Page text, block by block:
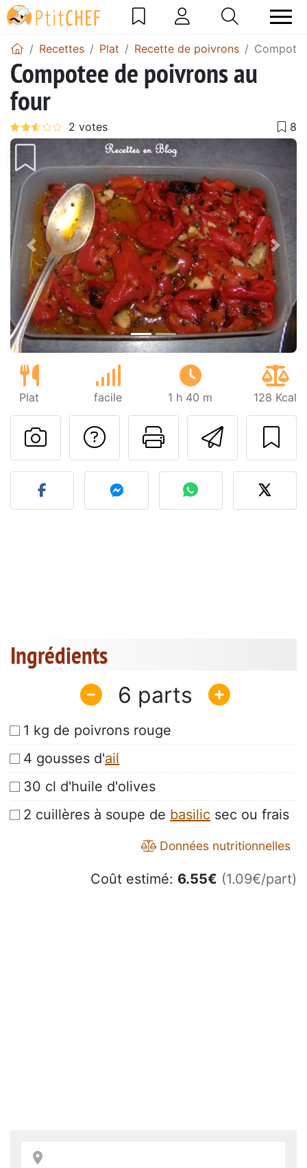
Recettes Plat Recette de poivrons
Compotee de poivrons au
four
Précédent
Plat facile 1 h 40 m 128 Kcal
Imprimer
Poser une
Publier votre photo de
Ingrédients
6
1 kg de poivrons rouge
4 gousses d'ail
30 cl d'huile d'olives
2 cuillères à soupe de basilic sec ou frais
Données nutritionnelles
Coût estimé: 6.55€ (1.09€/part)